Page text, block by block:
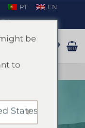
PT
EN
DA
be
to
States)